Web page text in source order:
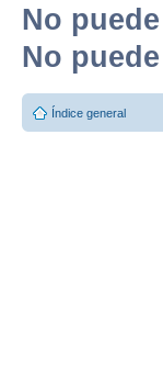
No puede
No puede
Índice general